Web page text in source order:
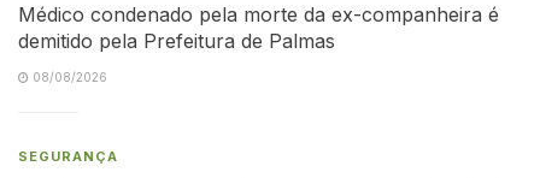
Médico condenado pela morte da ex-companheira é
demitido pela Prefeitura de Palmas
08/08/2026
SEGURANÇA